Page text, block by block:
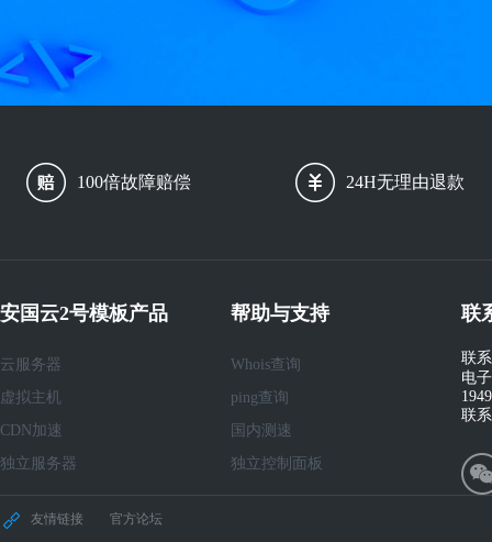
100倍故障赔偿 24H无理由退款
安国云2号模板产品
云服务器
虚拟主机
CDN加速
独立服务器
帮助与支持
Whois查询
ping查询
国内测速
独立控制面板
联
联
电
联
友情链接 官方论坛